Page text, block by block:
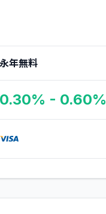
永年無料
0.30% - 0.60%